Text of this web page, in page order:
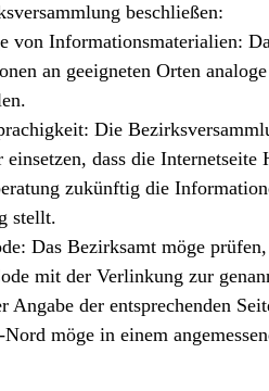
beschließen:
von Informationsmaterialien:
an geeigneten Orten
Die
einsetzen, dass die Internetseite
zukünftig die
stellt.
Das Bezirksamt möge
mit der Verlinkung zur
Angabe der entsprechenden
möge in einem